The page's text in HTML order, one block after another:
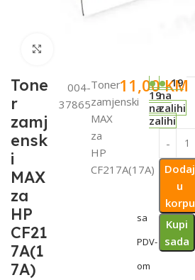
Tone
r
zamj
ensk
i
MAX
za
HP
CF21
7A(1
7A)
004-
37865
Toner
zamjenski
MAX
za
HP
CF217A(17A)
11,00KM
sa
PDV-
om
19
na
zalihi
19
na
zalihi
Dodaj
u
korpu
Kupi
sada